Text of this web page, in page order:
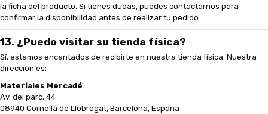
la ficha del producto. Si tienes dudas, puedes contactarnos para
confirmar la disponibilidad antes de realizar tu pedido.
13. ¿Puedo visitar su tienda física?
Sí, estamos encantados de recibirte en nuestra tienda física. Nuestra
dirección es:
Materiales Mercadé
Av. del parc, 44
08940 Cornellà de Llobregat, Barcelona, España